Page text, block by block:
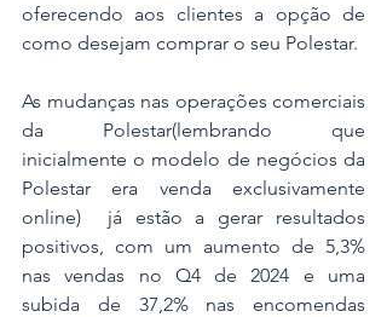
oferecendo aos clientes a opção de
como desejam comprar o seu Polestar.
As mudanças nas operações comerciais
da Polestar(lembrando que
inicialmente o modelo de negócios da
Polestar era venda exclusivamente
online)  já estão a gerar resultados
positivos, com um aumento de 5,3%
nas vendas no Q4 de 2024 e uma
subida de 37,2% nas encomendas